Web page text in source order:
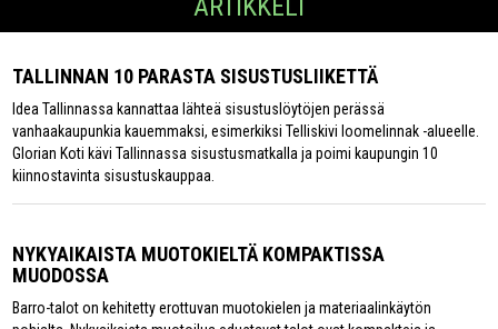
ARTIKKELI
TALLINNAN 10 PARASTA SISUSTUSLIIKETTÄ
Idea Tallinnassa kannattaa lähteä sisustuslöytöjen perässä
vanhaakaupunkia kauemmaksi, esimerkiksi Telliskivi loomelinnak -alueelle.
Glorian Koti kävi Tallinnassa sisustusmatkalla ja poimi kaupungin 10
kiinnostavinta sisustuskauppaa.
NYKYAIKAISTA MUOTOKIELTÄ KOMPAKTISSA
MUODOSSA
Barro-talot on kehitetty erottuvan muotokielen ja materiaalinkäytön